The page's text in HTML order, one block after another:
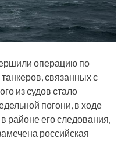
операцию по
связанных с
из судов стало
погони, в ходе
районе его следования,
российская